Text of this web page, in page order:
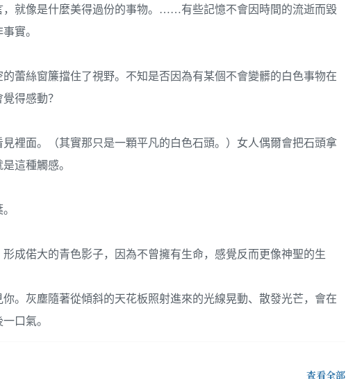
就像是什麼美得過份的事物。……有些記憶不會因時間的流逝而毀
實。
蕾絲窗簾擋住了視野。不知是否因為有某個不會變髒的白色事物在
得感動？
裡面。（其實那只是一顆平凡的白色石頭。）女人偶爾會把石頭拿
這種觸感。
偌大的青色影子，因為不曾擁有生命，感覺反而更像神聖的生
。灰塵隨著從傾斜的天花板照射進來的光線晃動、散發光芒，會在
口氣。
查看全部